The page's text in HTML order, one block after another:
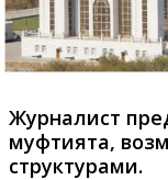
Журналист
муфтията,
структурами.